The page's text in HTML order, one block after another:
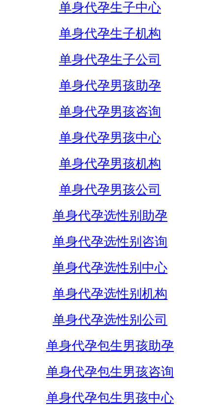
单身代孕生子中心
单身代孕生子机构
单身代孕生子公司
单身代孕男孩助孕
单身代孕男孩咨询
单身代孕男孩中心
单身代孕男孩机构
单身代孕男孩公司
单身代孕选性别助孕
单身代孕选性别咨询
单身代孕选性别中心
单身代孕选性别机构
单身代孕选性别公司
单身代孕包生男孩助孕
单身代孕包生男孩咨询
单身代孕包生男孩中心